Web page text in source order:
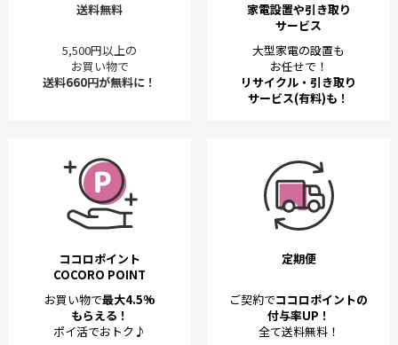
送料無料
5,500円以上の
お買い物で
送料660円が無料に！
家電設置や引き取り
サービス
大型家電の設置も
お任せで！
リサイクル・引き取り
サービス(有料)も！
ココロポイント
COCORO POINT
お買い物で最大4.5%
もらえる！
ポイ活でおトク♪
定期便
ご契約でココロポイントの
付与率UP！
全て送料無料！